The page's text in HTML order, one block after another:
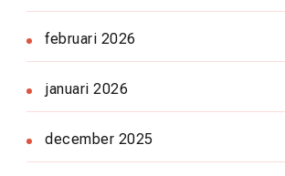
februari 2026
januari 2026
december 2025